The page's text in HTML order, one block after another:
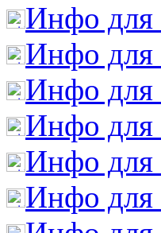
Инфо для
Инфо для
Инфо для
Инфо для
Инфо для
Инфо для